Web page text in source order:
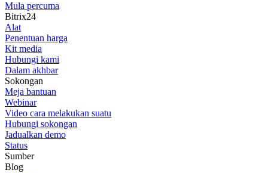
Mula percuma
Bitrix24
Alat
Penentuan harga
Kit media
Hubungi kami
Dalam akhbar
Sokongan
Meja bantuan
Webinar
Video cara melakukan suatu
Hubungi sokongan
Jadualkan demo
Status
Sumber
Blog